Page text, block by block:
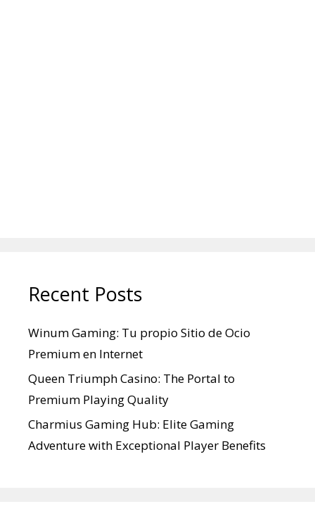
Recent Posts
Winum Gaming: Tu propio Sitio de Ocio
Premium en Internet
Queen Triumph Casino: The Portal to
Premium Playing Quality
Charmius Gaming Hub: Elite Gaming
Adventure with Exceptional Player Benefits